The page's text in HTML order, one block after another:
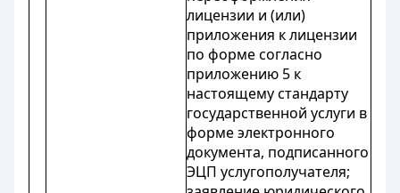
лицензии и (или)
приложения к лицензии
по форме согласно
приложению 5 к
настоящему стандарту
государственной услуги в
форме электронного
документа, подписанного
ЭЦП услугополучателя;